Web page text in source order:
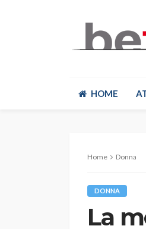
HOME
Home Donna
DONNA
La